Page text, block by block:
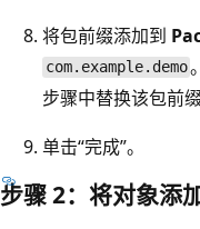
将包前缀添加到
com.example.demo
步骤中替换该包前缀
单击“完成”。
步骤 2：将对象添